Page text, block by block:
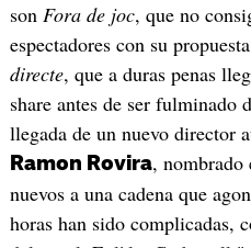
son Fora de joc, que no
espectadores con su
directe, que a duras penas
share antes de ser fulminado
llegada de un nuevo director
Ramon Rovira, nombrado
nuevos a una cadena que
horas han sido complicadas,